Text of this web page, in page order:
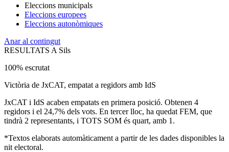
Eleccions municipals
Eleccions europees
Eleccions autonòmiques
Anar al contingut
RESULTATS A Sils
100% escrutat
Victòria de JxCAT, empatat a regidors amb IdS
JxCAT i IdS acaben empatats en primera posició. Obtenen 4
regidors i el 24,7% dels vots. En tercer lloc, ha quedat FEM, que
tindrà 2 representants, i TOTS SOM és quart, amb 1.
*Textos elaborats automàticament a partir de les dades disponibles la
nit electoral.